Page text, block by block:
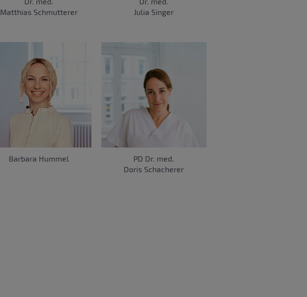
Matthias Schmutterer
Julia Singer
Barbara Hummel
PD Dr. med.
Doris Schacherer